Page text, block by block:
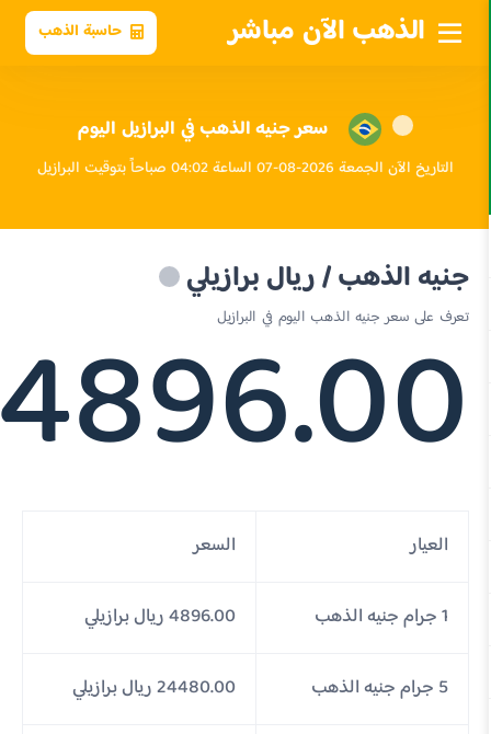
الذهب الآن مباشر حاسبة الذهب
سعر جنيه الذهب في البرازيل اليوم
التاريخ الآن الجمعة 2026-08-07 الساعة 04:02 صباحاً بتوقيت البرازيل
جنيه الذهب / ريال برازيلي
تعرف على سعر جنيه الذهب اليوم في البرازيل
4896.00
العيار السعر
1 جرام جنيه الذهب 4896.00 ريال برازيلي
5 جرام جنيه الذهب 24480.00 ريال برازيلي